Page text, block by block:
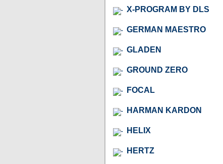
X-PROGRAM BY DLS
GERMAN MAESTRO
GLADEN
GROUND ZERO
FOCAL
HARMAN KARDON
HELIX
HERTZ